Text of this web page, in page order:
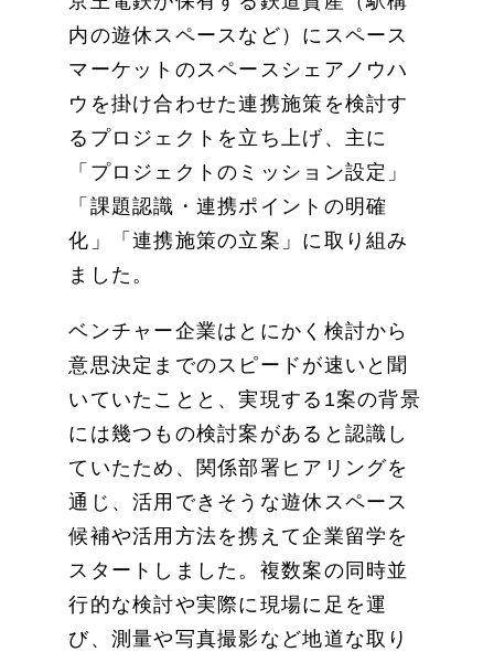
内の遊休スペースなど）にスペース
マーケットのスペースシェアノウハ
ウを掛け合わせた連携施策を検討す
るプロジェクトを立ち上げ、主に
「プロジェクトのミッション設定」
「課題認識・連携ポイントの明確
化」「連携施策の立案」に取り組み
ました。
ベンチャー企業はとにかく検討から
意思決定までのスピードが速いと聞
いていたことと、実現する1案の背景
には幾つもの検討案があると認識し
ていたため、関係部署ヒアリングを
通じ、活用できそうな遊休スペース
候補や活用方法を携えて企業留学を
スタートしました。複数案の同時並
行的な検討や実際に現場に足を運
び、測量や写真撮影など地道な取り